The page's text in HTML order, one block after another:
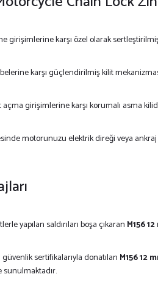
girişimlerine karşı özel olarak sertleştirilmiş
karşı güçlendirilmiş kilit
açma girişimlerine karşı korumalı asma
motorunuzu elektrik direği veya ankraj
yapılan saldırıları boşa çıkaran M156
sertifikalarıyla donatılan M156 12